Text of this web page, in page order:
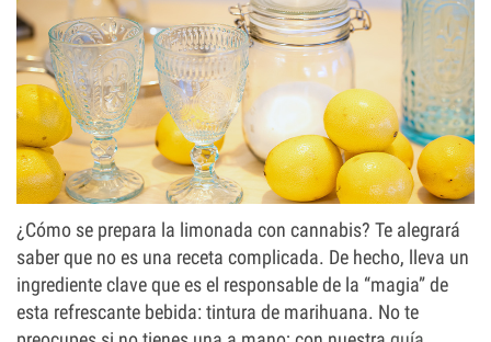
¿Cómo se prepara la limonada con cannabis? Te alegrará
saber que no es una receta complicada. De hecho, lleva un
ingrediente clave que es el responsable de la “magia” de
esta refrescante bebida: tintura de marihuana. No te